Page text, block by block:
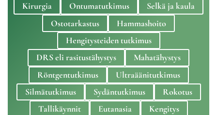
Kirur­gia Ontu­ma­tut­ki­mus
Sel­kä ja kau­la
Osto­tar­kas­tus
Ham­mas­hoi­to
Hen­gi­tys­tei­den tut­ki­mus
DRS eli rasi­tus­tä­hys­tys
Maha­tä­hys­tys
Rönt­gen­tut­ki­mus
Ult­ra­ää­ni­tut­ki­mus
Sil­mä­tut­ki­mus
Sydän­tut­ki­mus
Roko­tus
Tal­li­käyn­nit
Euta­na­sia
Ken­gi­tys